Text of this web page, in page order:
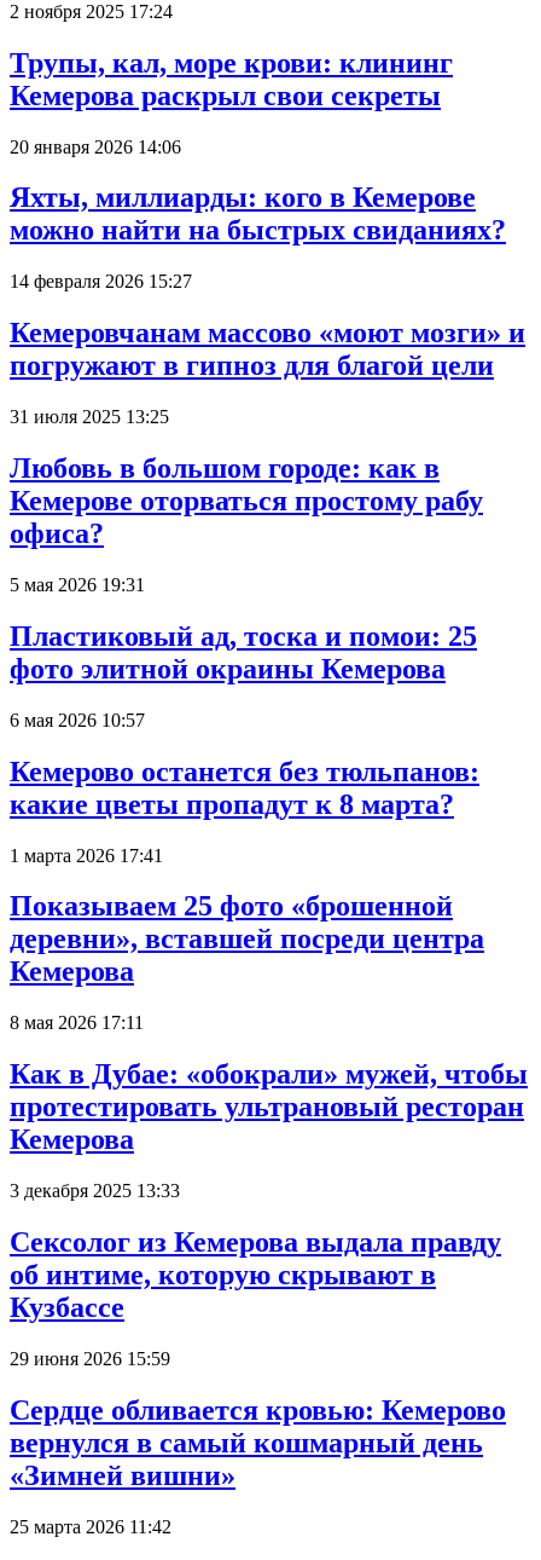
2 ноября 2025 17:24
Трупы, кал, море крови: клининг
Кемерова раскрыл свои секреты
20 января 2026 14:06
Яхты, миллиарды: кого в Кемерове
можно найти на быстрых свиданиях?
14 февраля 2026 15:27
Кемеровчанам массово «моют мозги» и
погружают в гипноз для благой цели
31 июля 2025 13:25
Любовь в большом городе: как в
Кемерове оторваться простому рабу
офиса?
5 мая 2026 19:31
Пластиковый ад, тоска и помои: 25
фото элитной окраины Кемерова
6 мая 2026 10:57
Кемерово останется без тюльпанов:
какие цветы пропадут к 8 марта?
1 марта 2026 17:41
Показываем 25 фото «брошенной
деревни», вставшей посреди центра
Кемерова
8 мая 2026 17:11
Как в Дубае: «обокрали» мужей, чтобы
протестировать ультрановый ресторан
Кемерова
3 декабря 2025 13:33
Сексолог из Кемерова выдала правду
об интиме, которую скрывают в
Кузбассе
29 июня 2026 15:59
Сердце обливается кровью: Кемерово
вернулся в самый кошмарный день
«Зимней вишни»
25 марта 2026 11:42